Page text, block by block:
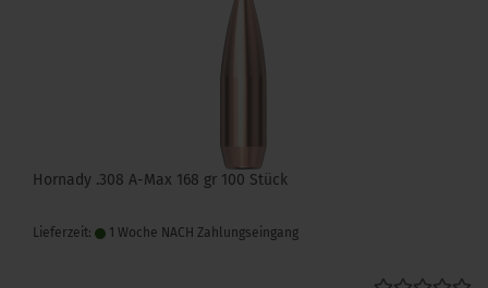
Hornady .308 A-Max 168 gr 100 Stück
Lieferzeit: 1 Woche NACH Zahlungseingang